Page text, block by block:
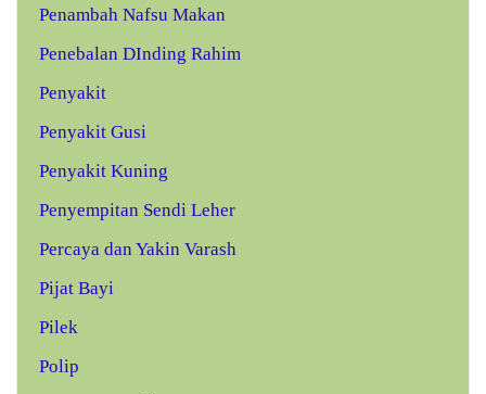
Penambah Nafsu Makan
Penebalan DInding Rahim
Penyakit
Penyakit Gusi
Penyakit Kuning
Penyempitan Sendi Leher
Percaya dan Yakin Varash
Pijat Bayi
Pilek
Polip